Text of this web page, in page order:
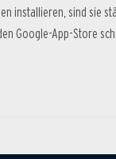
installieren, sind sie
Google-App-Store